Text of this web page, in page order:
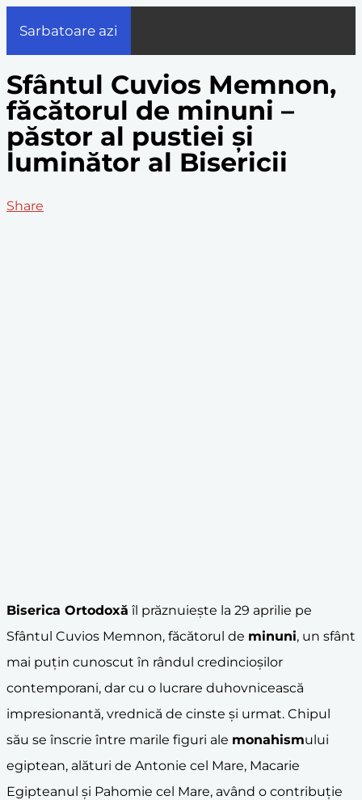
Sarbatoare azi
Sfântul Cuvios Memnon,
făcătorul de minuni –
păstor al pustiei și
luminător al Bisericii
Share
Biserica Ortodoxă îl prăznuiește la 29 aprilie pe
Sfântul Cuvios Memnon, făcătorul de minuni, un sfânt
mai puțin cunoscut în rândul credincioșilor
contemporani, dar cu o lucrare duhovnicească
impresionantă, vrednică de cinste și urmat. Chipul
său se înscrie între marile figuri ale monahismului
egiptean, alături de Antonie cel Mare, Macarie
Egipteanul și Pahomie cel Mare, având o contribuție